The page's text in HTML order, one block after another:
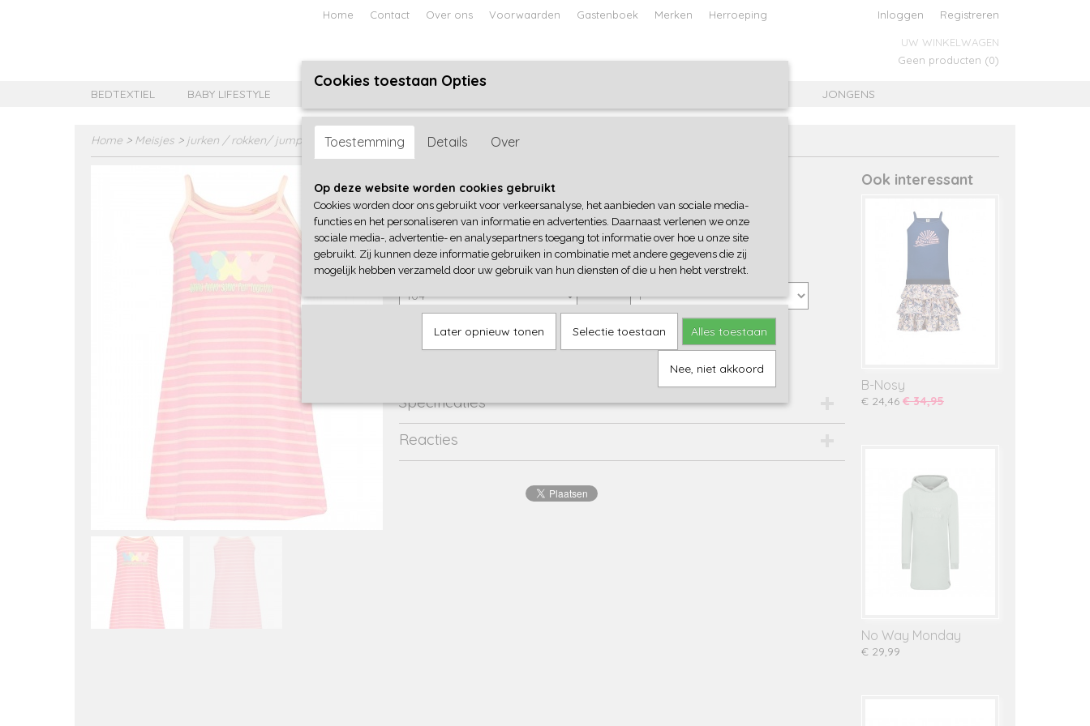
Home Contact Over ons Voorwaarden Gastenboek Merken Herroeping Inloggen Registreren
UW WINKELWAGEN
Geen producten (0)
BEDTEXTIEL BABY LIFESTYLE JONGENS BABY JONGENS
Home > Meisjes > jurken / rokken/ jumpsuit >Blue Seven
Blue Seven
€ 18,99 (inclusief btw 21%)
✓Op voorraad
Blue Seven Aantal
IN WINKELWAGEN
Specificaties
EAN code
Productcode leverancier
721612
Reacties
Ook interessant
B-Nosy
€ 24,46 € 34,95
No Way Monday
€ 29,99
Cookies toestaan Opties
Toestemming Details Over
Op deze website worden cookies gebruikt
Cookies worden door ons gebruikt voor verkeersanalyse, het aanbieden van sociale media-
functies en het personaliseren van informatie en advertenties. Daarnaast verlenen we onze
sociale media-, advertentie- en analysepartners toegang tot informatie over hoe u onze site
gebruikt. Zij kunnen deze informatie gebruiken in combinatie met andere gegevens die zij
mogelijk hebben verzameld door uw gebruik van hun diensten of die u hen hebt verstrekt.
Later opnieuw tonen Selectie toestaan Alles toestaan
Nee, niet akkoord